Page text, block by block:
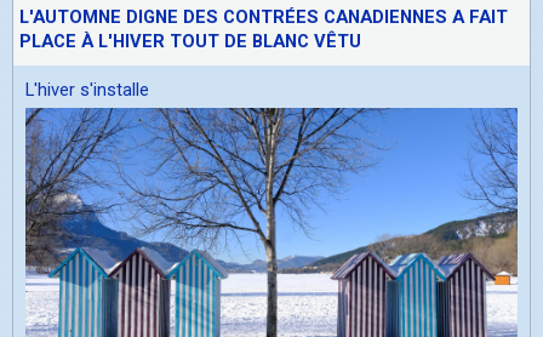
L'AUTOMNE DIGNE DES CONTRÉES CANADIENNES A FAIT
PLACE À L'HIVER TOUT DE BLANC VÊTU
L'hiver s'installe